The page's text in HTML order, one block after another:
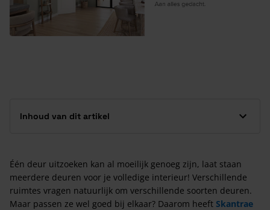
Inhoud van dit artikel
Één deur uitzoeken kan al moeilijk genoeg zijn, laat staan
meerdere deuren voor je volledige interieur! Verschillende
ruimtes vragen natuurlijk om verschillende soorten deuren.
Maar passen ze wel goed bij elkaar? Daarom heeft Skantrae